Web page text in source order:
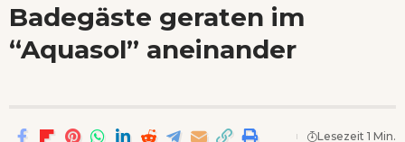
Badegäste geraten im
“Aquasol” aneinander
Lesezeit 1 Min.